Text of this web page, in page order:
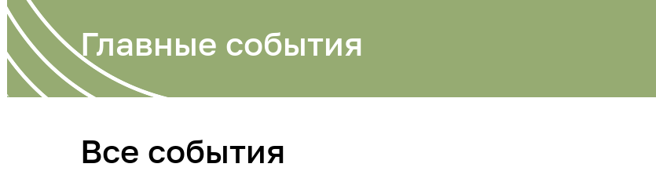
Главные события
Все события